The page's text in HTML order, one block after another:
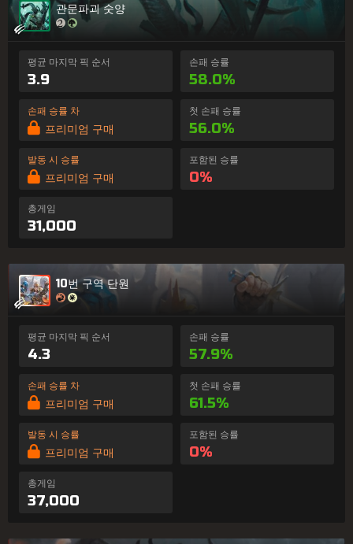
관문파괴 숫양
평균 마지막 픽 순서
3.9
손패 승률
58.0%
손패 승률 차
프리미엄 구매
첫 손패 승률
56.0%
발동 시 승률
프리미엄 구매
포함된 승률
0%
총게임
31,000
10번 구역 단원
평균 마지막 픽 순서
4.3
손패 승률
57.9%
손패 승률 차
프리미엄 구매
첫 손패 승률
61.5%
발동 시 승률
프리미엄 구매
포함된 승률
0%
총게임
37,000